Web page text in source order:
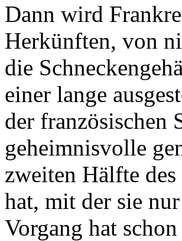
Dann wird
Herkünften, von
die
einer lange
der französischen
geheimnisvolle
zweiten Hälfte
hat, mit der sie
Vorgang hat